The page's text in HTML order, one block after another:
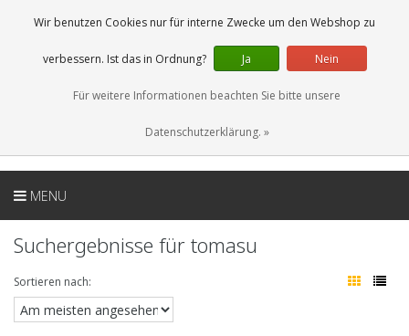
0 Artikel
DE
MENU
Suchergebnisse für tomasu
Sortieren nach:
Wir benutzen Cookies nur für interne Zwecke um den Webshop zu
verbessern. Ist das in Ordnung? Ja Nein
Für weitere Informationen beachten Sie bitte unsere
Datenschutzerklärung. »